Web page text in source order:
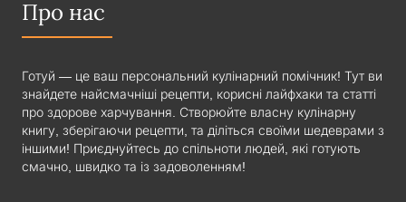
Про нас
Готуй — це ваш персональний кулінарний помічник! Тут ви
знайдете найсмачніші рецепти, корисні лайфхаки та статті
про здорове харчування. Створюйте власну кулінарну
книгу, зберігаючи рецепти, та діліться своїми шедеврами з
іншими! Приєднуйтесь до спільноти людей, які готують
смачно, швидко та із задоволенням!